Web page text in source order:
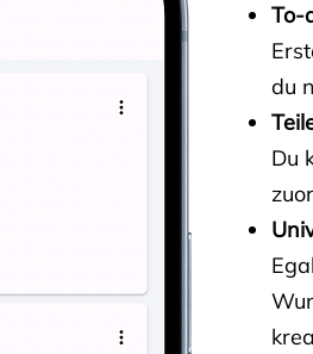
To-
du
Du